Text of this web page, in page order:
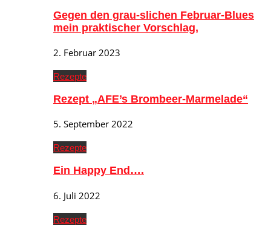
Gegen den grau-slichen Februar-Blues
mein praktischer Vorschlag,
2. Februar 2023
Rezepte
Rezept „AFE’s Brombeer-Marmelade“
5. September 2022
Rezepte
Ein Happy End….
6. Juli 2022
Rezepte